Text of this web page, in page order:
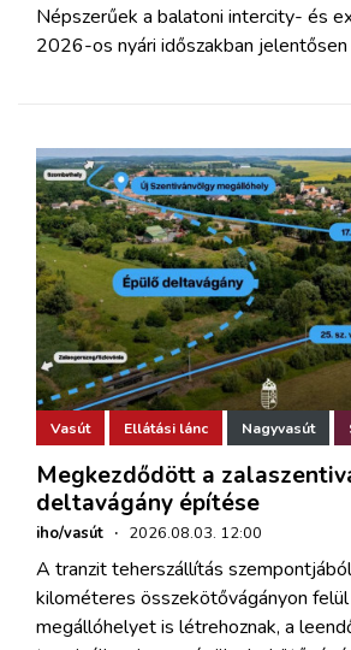
Népszerűek a balatoni intercity- és
2026-os nyári időszakban
Vasút Ellátási lánc Nagyvasút
Megkezdődött a
deltavágány építése
iho/vasút · 2026.08.03. 12:00
A tranzit teherszállítás
kilométeres összekötővágányon
megállóhelyet is létrehoznak, a